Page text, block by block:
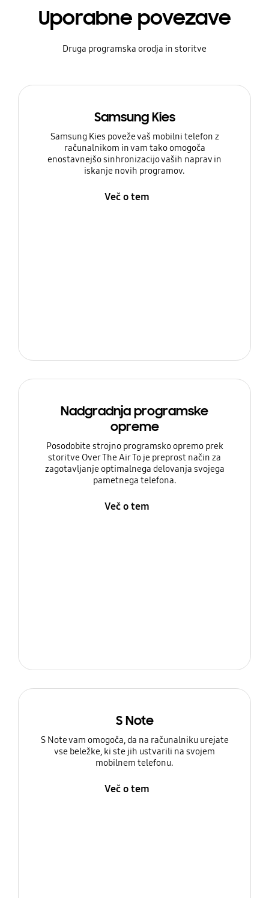
Uporabne povezave
Druga programska orodja in storitve
Samsung Kies
Samsung Kies poveže vaš mobilni telefon z
računalnikom in vam tako omogoča
enostavnejšo sinhronizacijo vaših naprav in
iskanje novih programov.
Več o tem
Nadgradnja programske
opreme
Posodobite strojno programsko opremo prek
storitve Over The Air To je preprost način za
zagotavljanje optimalnega delovanja svojega
pametnega telefona.
Več o tem
S Note
S Note vam omogoča, da na računalniku urejate
vse beležke, ki ste jih ustvarili na svojem
mobilnem telefonu.
Več o tem